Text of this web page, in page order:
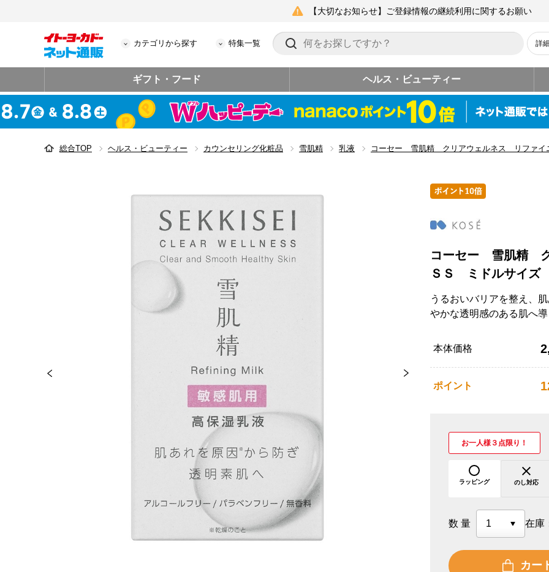
【大切なお知らせ】ご登録情報の継続利用に関するお願い
カテゴリから探す 特集一覧 詳
ギフト・フード ヘルス・ビューティー
総合TOP ヘルス・ビューティー カウンセリング化粧品 雪肌精 乳液 コーセー 雪肌精 クリアウェルネス リファイ
コーセー 雪肌精
ＳＳ ミドルサイズ
うるおいバリアを整え、
やかな透明感のある肌へ
本体価格
ポイント
お一人様３点限り！
ラッピング のし対応
数量 在庫
カー